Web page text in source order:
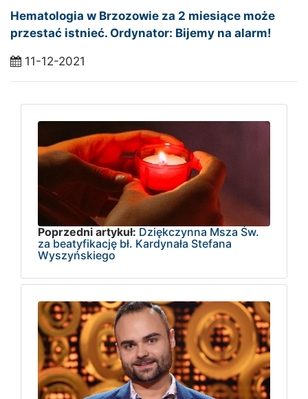
Hematologia w Brzozowie za 2 miesiące może
przestać istnieć. Ordynator: Bijemy na alarm!
11-12-2021
Poprzedni artykuł: Dziękczynna Msza Św.
za beatyfikację bł. Kardynała Stefana
Wyszyńskiego